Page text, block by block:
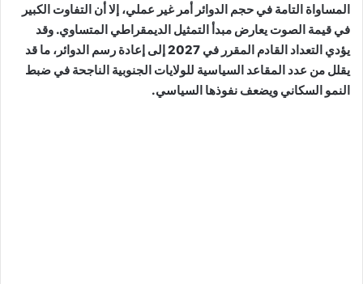
المساواة التامة في حجم الدوائر أمر غير عملي، إلا أن التفاوت الكبير
في قيمة الصوت يعارض مبدأ التمثيل الديمقراطي المتساوي. وقد
يؤدي التعداد القادم المقرر في 2027 إلى إعادة رسم الدوائر، ما قد
يقلل من عدد المقاعد السياسية للولايات الجنوبية الناجحة في ضبط
النمو السكاني ويضعف نفوذها السياسي.